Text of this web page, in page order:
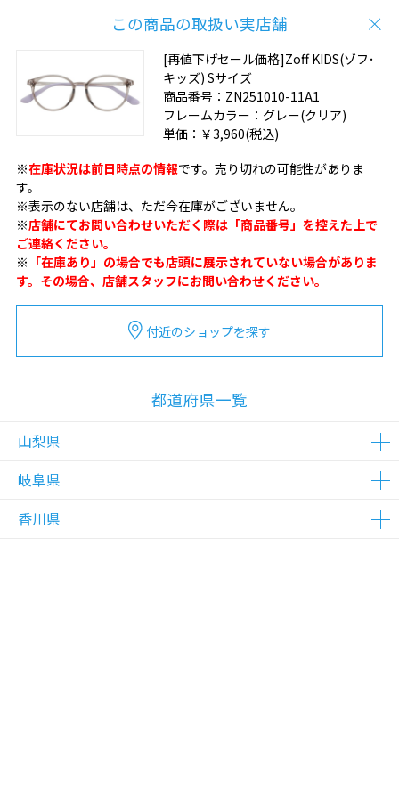
この商品の取扱い実店舗
[再値下げセール価格]Zoff KIDS(ゾフ･
キッズ) Sサイズ
商品番号： ZN251010-11A1
フレームカラー： グレー(クリア)
単価： ￥3,960(税込)
※在庫状況は前日時点の情報です。売り切れの可能性がありま
す。
※表示のない店舗は、ただ今在庫がございません。
※店舗にてお問い合わせいただく際は「商品番号」を控えた上で
ご連絡ください。
※ 「在庫あり」の場合でも店頭に展示されていない場合がありま
す。その場合、店舗スタッフにお問い合わせください。
付近のショップを探す
都道府県一覧
山梨県
△在庫わずか
岐阜県
香川県